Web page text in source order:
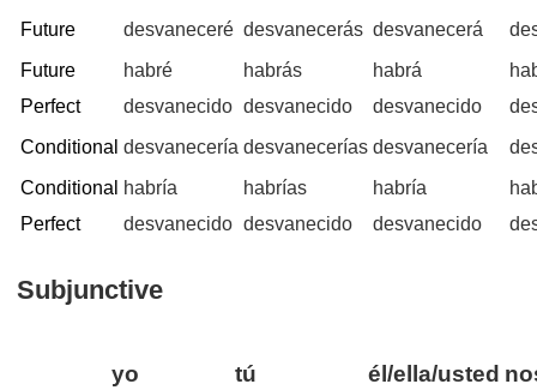
Future desvaneceré desvanecerás desvanecerá
Future
Perfect
habré
desvanecido
habrás
desvanecido
habrá
desvanecido
Conditional desvanecería desvanecerías desvanecería
Conditional
Perfect
habría
desvanecido
habrías
desvanecido
habría
desvanecido
Subjunctive
yo tú él/ella/usted